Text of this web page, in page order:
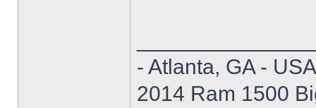
- Atlanta, GA -
2014 Ram 1500